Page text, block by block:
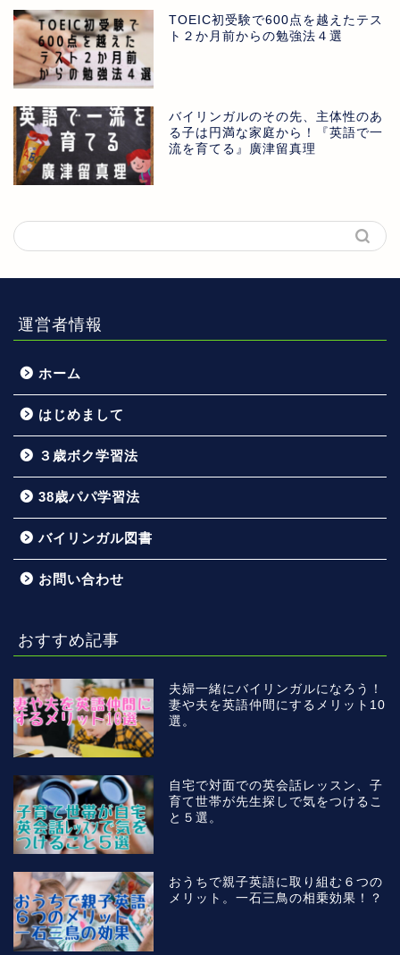
TOEIC初受験で600点を越えたテス
ト２か月前からの勉強法４選
バイリンガルのその先、主体性のあ
る子は円満な家庭から！『英語で一
流を育てる』廣津留真理
運営者情報
ホーム
はじめまして
３歳ボク学習法
38歳パパ学習法
バイリンガル図書
お問い合わせ
おすすめ記事
夫婦一緒にバイリンガルになろう！
妻や夫を英語仲間にするメリット10
選。
自宅で対面での英会話レッスン、子
育て世帯が先生探しで気をつけるこ
と５選。
おうちで親子英語に取り組む６つの
メリット。一石三鳥の相乗効果！？